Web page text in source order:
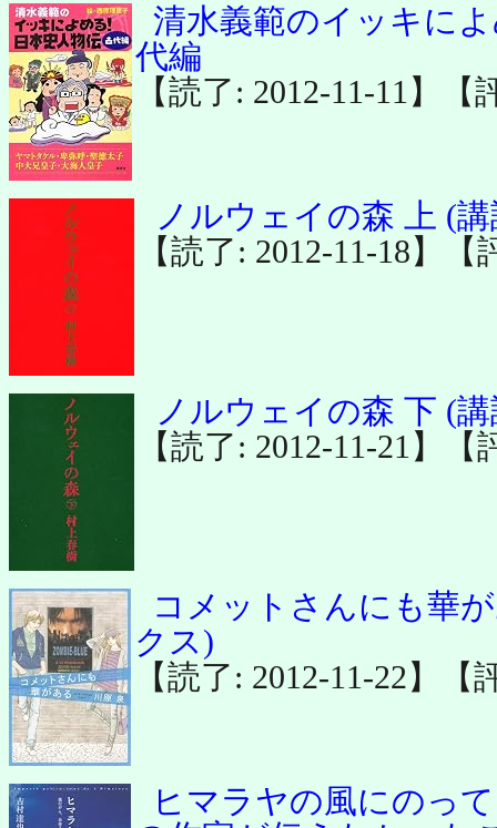
清水義範のイッキに
代編
【読了: 2012-11-11】【
ノルウェイの森 上 (
【読了: 2012-11-18】【
ノルウェイの森 下 (
【読了: 2012-11-21】【
コメットさんにも華
クス)
【読了: 2012-11-22】【
ヒマラヤの風にのっ